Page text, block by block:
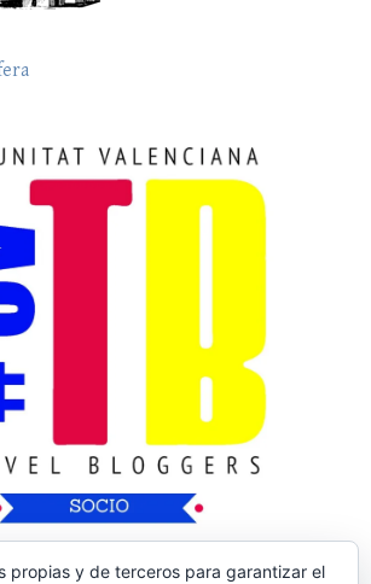
propias y de terceros para garantizar el